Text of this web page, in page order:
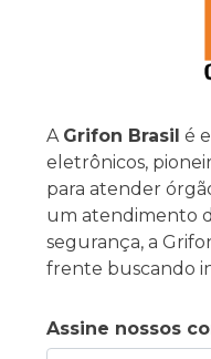
A Grifon Brasil é
eletrônicos,
para atender
um atendimento
segurança, a
frente buscando
Assine nossos